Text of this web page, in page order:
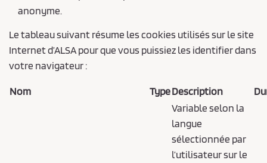
anonyme.
Le tableau suivant résume les cookies utilisés sur le site
Internet d’ALSA pour que vous puissiez les identifier dans
votre navigateur :
Nom TypeDescription
Variable selon la
langue
sélectionnée par
l’utilisateur sur le